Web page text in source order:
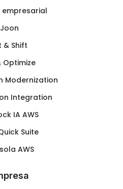
empresarial
Joon
& Shift
Optimize
Modernization
Integration
IA AWS
Suite
AWS